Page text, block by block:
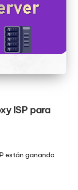
ISP para
están ganando